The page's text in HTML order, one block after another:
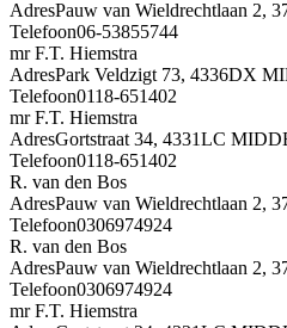
AdresPauw van Wieldrechtlaan 2,
Telefoon06-53855744
mr F.T. Hiemstra
AdresPark Veldzigt 73, 4336DX
Telefoon0118-651402
mr F.T. Hiemstra
AdresGortstraat 34, 4331LC
Telefoon0118-651402
R. van den Bos
AdresPauw van Wieldrechtlaan 2,
Telefoon0306974924
R. van den Bos
AdresPauw van Wieldrechtlaan 2,
Telefoon0306974924
mr F.T. Hiemstra